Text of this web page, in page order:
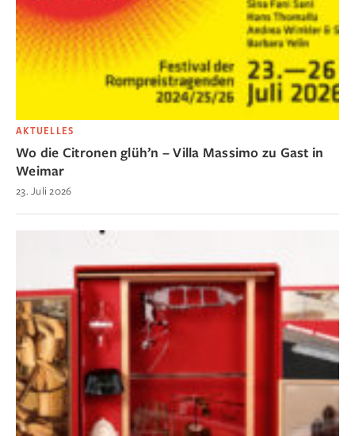
AKTUELLES
Wo die Citronen glüh’n – Villa Massimo zu Gast in
Weimar
23. Juli 2026